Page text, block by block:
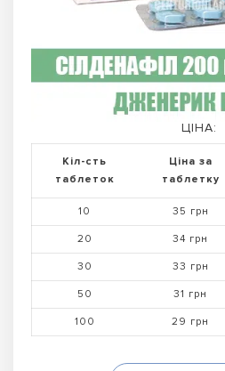
ЦІНА:
Кіл-сть
таблеток
Ціна за
таблетку
10 35 грн
20 34 грн
30 33 грн
50 31 грн
100 29 грн